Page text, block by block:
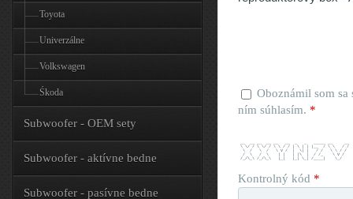
Oboznámil som sa
ním súhlasím. *
\ \/ / \ \/ / \ \ / / | \ | | |__  / \ \   / /
  \  /   \  /   \ V /  |  \| |   / /   \ \ / /
  /  \   /  \    | |   | |\  |  / /_    \ V /
/_/\_\ /_/\_\   |_|   |_| \_| /____|    \_/
Kontrolný kód *
Toyota
Univerzálne
Volkswagen
Śkoda
Subwoofer - OEM sety
Subwoofer - aktívne bedne
Subwoofer - pasívne bedne